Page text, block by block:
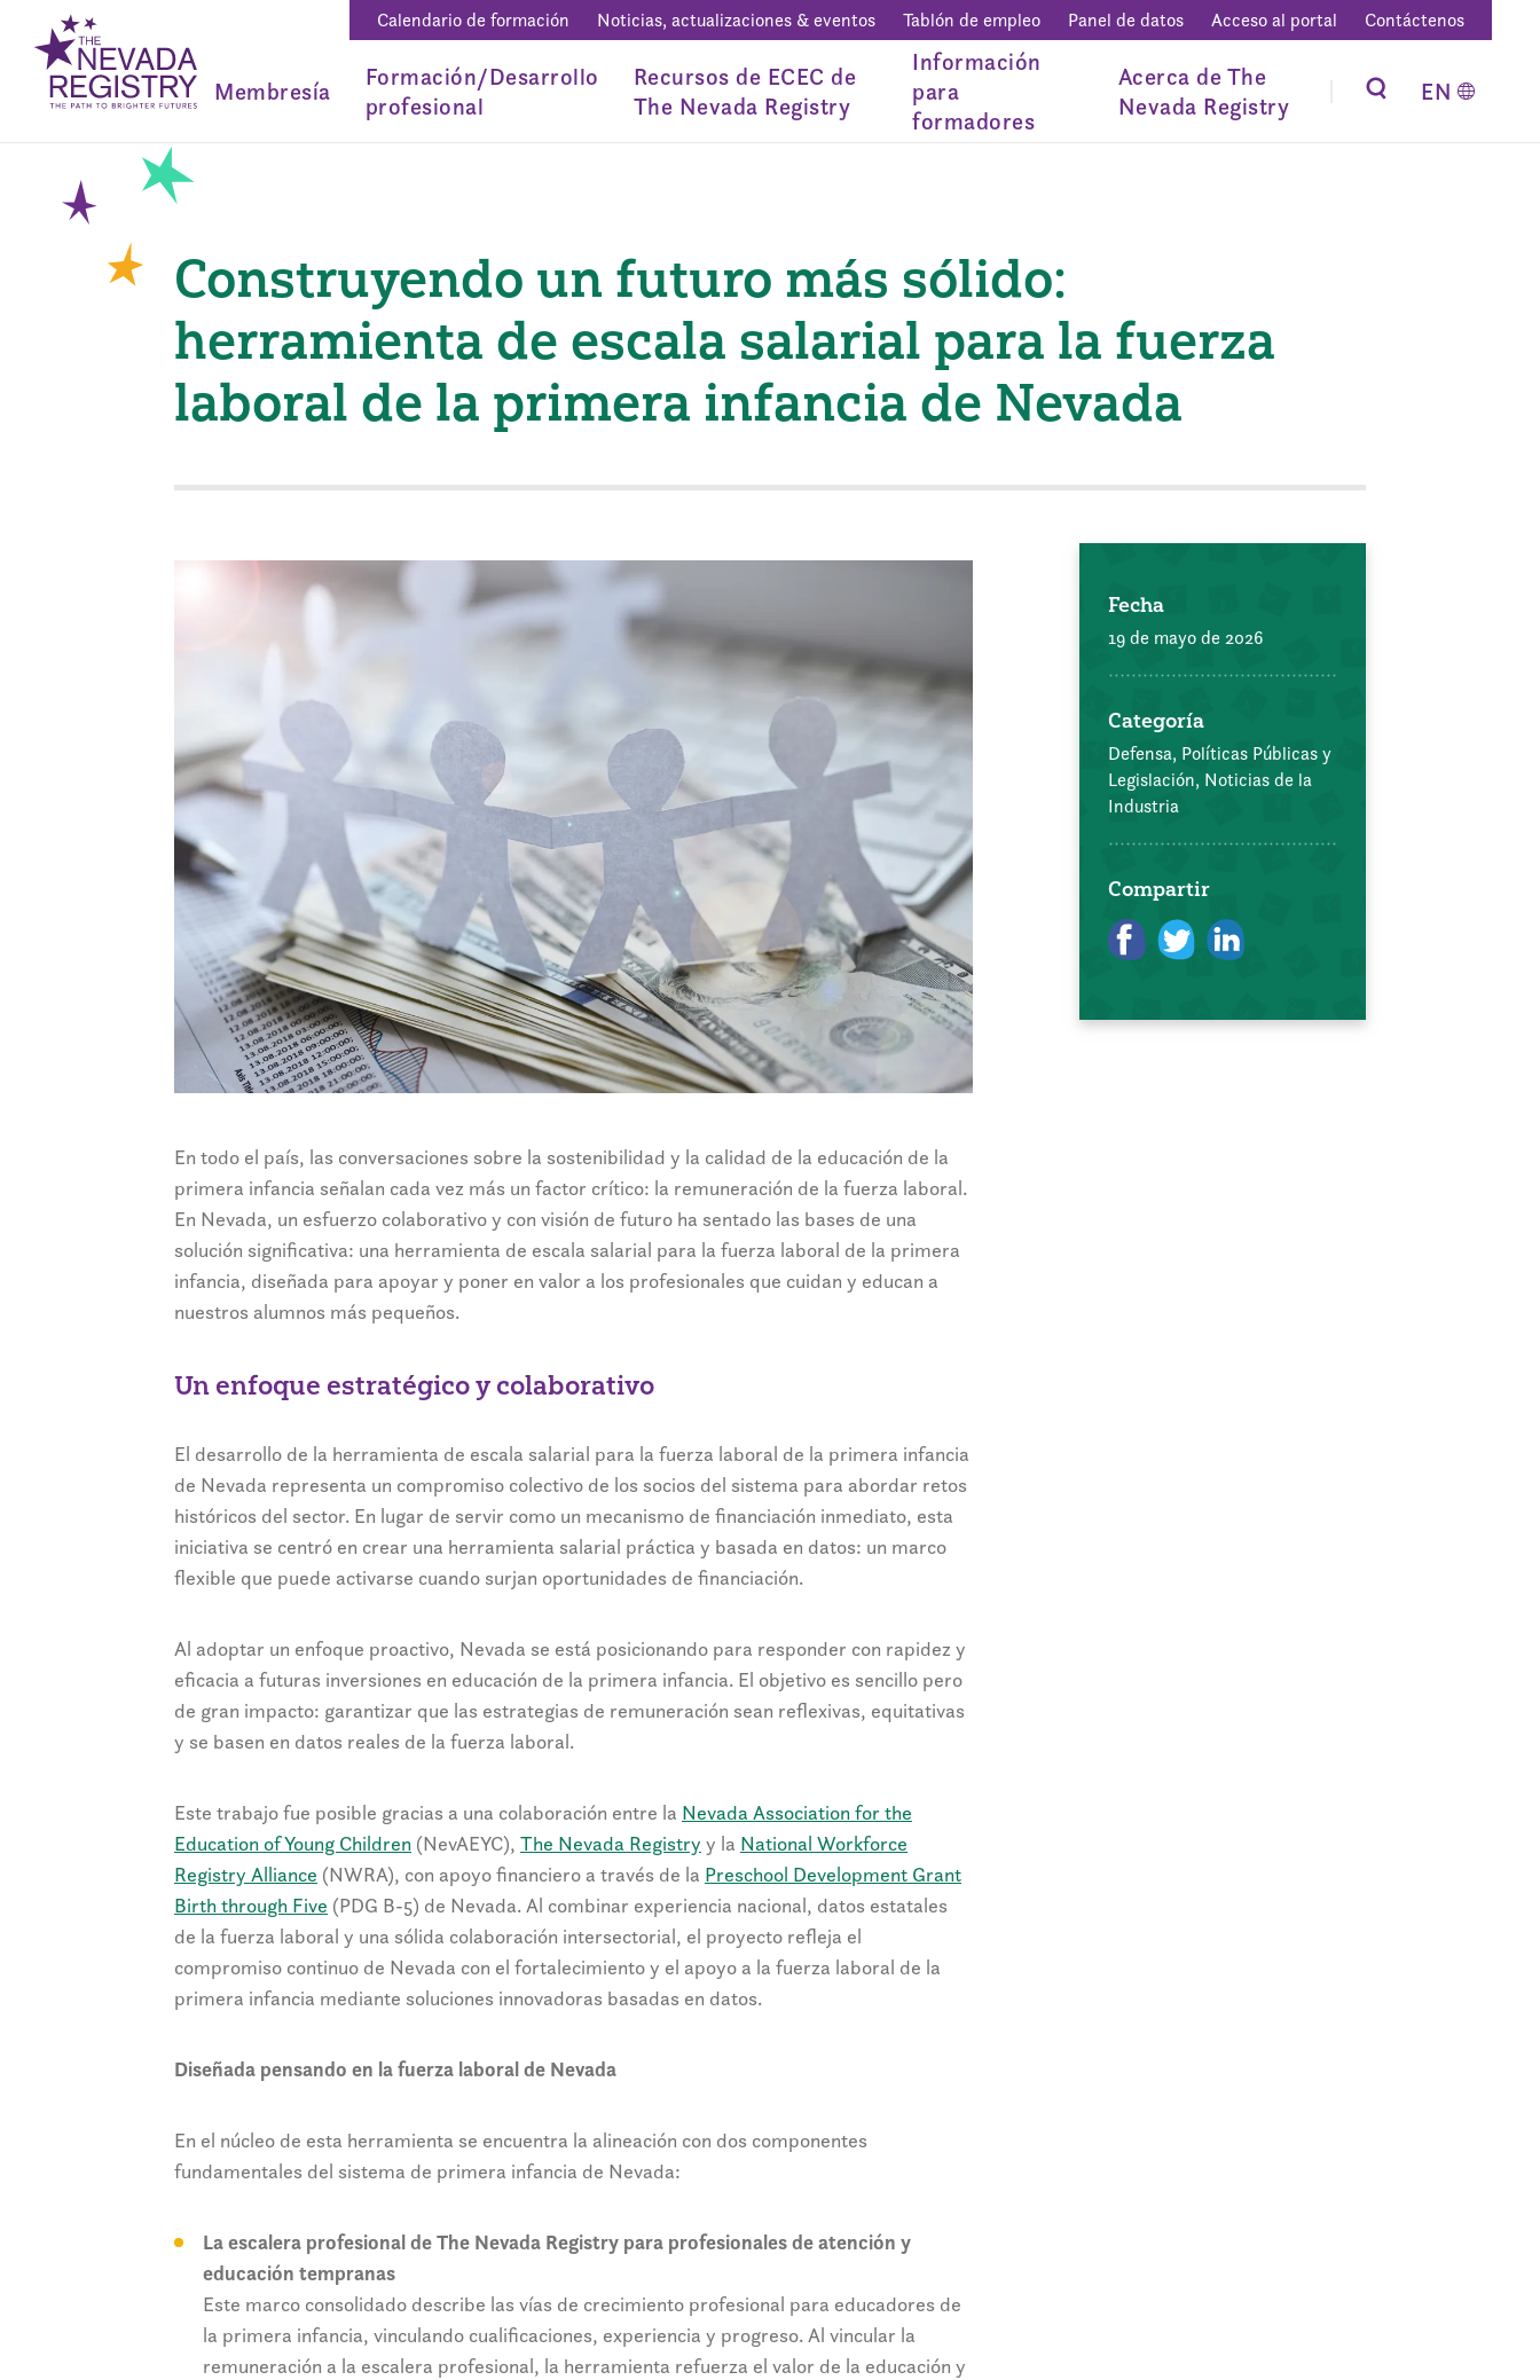
Calendario de formación Noticias, actualizaciones & eventos Tablón de empleo Panel de datos Acceso al portal Contáctenos
Membresía
Formación/Desarrollo
profesional
Recursos de ECEC de
The Nevada Registry
Información
para
formadores
Acerca de The
Nevada Registry
EN
Construyendo un futuro más sólido:
herramienta de escala salarial para la fuerza
laboral de la primera infancia de Nevada
En todo el país, las conversaciones sobre la sostenibilidad y la calidad de la educación de la
primera infancia señalan cada vez más un factor crítico: la remuneración de la fuerza laboral.
En Nevada, un esfuerzo colaborativo y con visión de futuro ha sentado las bases de una
solución significativa: una herramienta de escala salarial para la fuerza laboral de la primera
infancia, diseñada para apoyar y poner en valor a los profesionales que cuidan y educan a
nuestros alumnos más pequeños.
Un enfoque estratégico y colaborativo
El desarrollo de la herramienta de escala salarial para la fuerza laboral de la primera infancia
de Nevada representa un compromiso colectivo de los socios del sistema para abordar retos
históricos del sector. En lugar de servir como un mecanismo de financiación inmediato, esta
iniciativa se centró en crear una herramienta salarial práctica y basada en datos: un marco
flexible que puede activarse cuando surjan oportunidades de financiación.
Al adoptar un enfoque proactivo, Nevada se está posicionando para responder con rapidez y
eficacia a futuras inversiones en educación de la primera infancia. El objetivo es sencillo pero
de gran impacto: garantizar que las estrategias de remuneración sean reflexivas, equitativas
y se basen en datos reales de la fuerza laboral.
Este trabajo fue posible gracias a una colaboración entre la Nevada Association for the
Education of Young Children (NevAEYC), The Nevada Registry y la National Workforce
Registry Alliance (NWRA), con apoyo financiero a través de la Preschool Development Grant
Birth through Five (PDG B-5) de Nevada. Al combinar experiencia nacional, datos estatales
de la fuerza laboral y una sólida colaboración intersectorial, el proyecto refleja el
compromiso continuo de Nevada con el fortalecimiento y el apoyo a la fuerza laboral de la
primera infancia mediante soluciones innovadoras basadas en datos.
Diseñada pensando en la fuerza laboral de Nevada
En el núcleo de esta herramienta se encuentra la alineación con dos componentes
fundamentales del sistema de primera infancia de Nevada:
La escalera profesional de The Nevada Registry para profesionales de atención y
educación tempranas
Este marco consolidado describe las vías de crecimiento profesional para educadores de
la primera infancia, vinculando cualificaciones, experiencia y progreso. Al vincular la
remuneración a la escalera profesional, la herramienta refuerza el valor de la educación y
Fecha
19 de mayo de 2026
Categoría
Defensa, Políticas Públicas y
Legislación, Noticias de la
Industria
Compartir